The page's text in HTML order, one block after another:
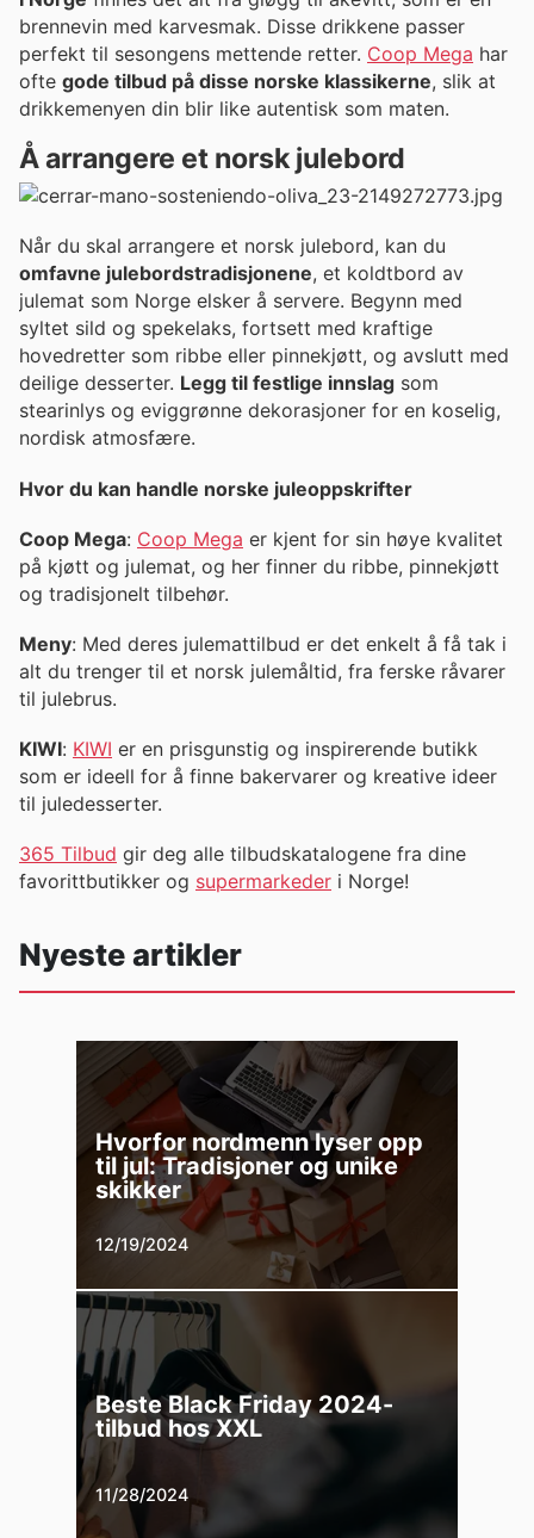
brennevin med karvesmak. Disse drikkene passer
perfekt til sesongens mettende retter. Coop Mega har
ofte gode tilbud på disse norske klassikerne, slik at
drikkemenyen din blir like autentisk som maten.
Å arrangere et norsk julebord
Når du skal arrangere et norsk julebord, kan du
omfavne julebordstradisjonene, et koldtbord av
julemat som Norge elsker å servere. Begynn med
syltet sild og spekelaks, fortsett med kraftige
hovedretter som ribbe eller pinnekjøtt, og avslutt med
deilige desserter. Legg til festlige innslag som
stearinlys og eviggrønne dekorasjoner for en koselig,
nordisk atmosfære.
Hvor du kan handle norske juleoppskrifter
Coop Mega: Coop Mega er kjent for sin høye kvalitet
på kjøtt og julemat, og her finner du ribbe, pinnekjøtt
og tradisjonelt tilbehør.
Meny: Med deres julemattilbud er det enkelt å få tak i
alt du trenger til et norsk julemåltid, fra ferske råvarer
til julebrus.
KIWI: KIWI er en prisgunstig og inspirerende butikk
som er ideell for å finne bakervarer og kreative ideer
til juledesserter.
365 Tilbud gir deg alle tilbudskatalogene fra dine
favorittbutikker og supermarkeder i Norge!
Nyeste artikler
Hvorfor nordmenn lyser opp
til jul: Tradisjoner og unike
skikker
12/19/2024
Beste Black Friday 2024-
tilbud hos XXL
11/28/2024